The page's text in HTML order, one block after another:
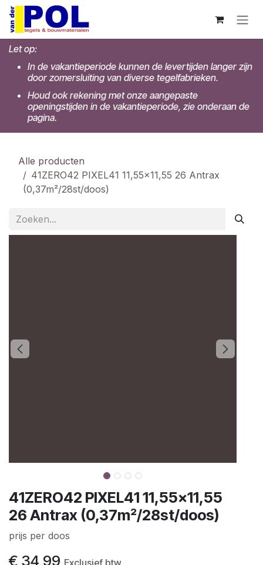
Overslaan naar inhoud
Let op:
In de vakantieperiode kunnen de levertijden langer zijn
door zomersluiting van diverse tegelfabrieken.
Houd ook rekening met onze aangepaste
openingstijden in de vakantieperiode, zie onderaan de
pagina.
Alle producten
41ZERO42 PIXEL41 11,55x11,55 26 Antrax
(0,37m²/28st/doos)
41ZERO42 PIXEL41 11,55x11,55
26 Antrax (0,37m²/28st/doos)
prijs per doos
€ 34,99 Exclusief btw